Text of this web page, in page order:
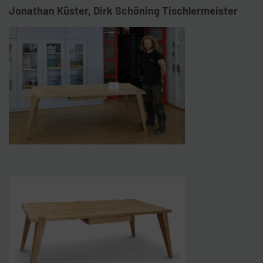
Jonathan Küster, Dirk Schöning Tischlermeister